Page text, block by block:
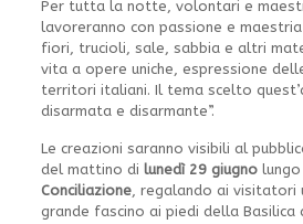
Per tutta la notte, volontari e
lavoreranno con passione e
fiori, trucioli, sale, sabbia e altri
vita a opere uniche, espressione
territori italiani. Il tema scelto
disarmata e disarmante”.
Le creazioni saranno visibili al
del mattino di lunedì 29 giugnolungo
Conciliazione, regalando ai visitatori
grande fascino ai piedi della Basilica